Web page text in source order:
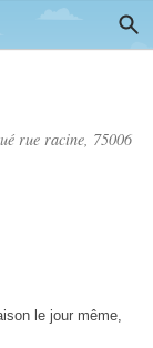
rue racine, 75006
le jour même,